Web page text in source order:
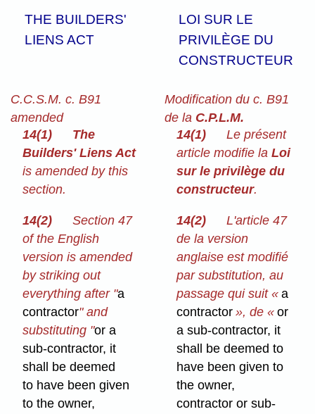
THE BUILDERS'
LIENS ACT
LOI SUR LE
PRIVILÈGE DU
CONSTRUCTEUR
C.C.S.M. c. B91
amended
14(1)
The
Builders' Liens Act
is amended by this
section.
Modification du c. B91
de la C.P.L.M.
14(1)
Le présent
article modifie laLoi
sur le privilège du
constructeur.
14(2)
Section 47
of the English
version is amended
by striking out
everything after "a
contractor" and
substituting "or a
sub-contractor, it
shall be deemed
to have been given
to the owner,
14(2)
L'article 47
de la version
anglaise est modifié
par substitution, au
passage qui suit «a
contractor », de «or
a sub-contractor, it
shall be deemed to
have been given to
the owner,
contractor or sub-